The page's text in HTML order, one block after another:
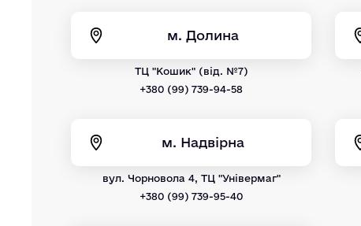
м. Долина
ТЦ "Кошик" (від. №7)
+380 (99) 739-94-58
м. Надвірна
вул. Чорновола 4, ТЦ "Універмаг"
+380 (99) 739-95-40